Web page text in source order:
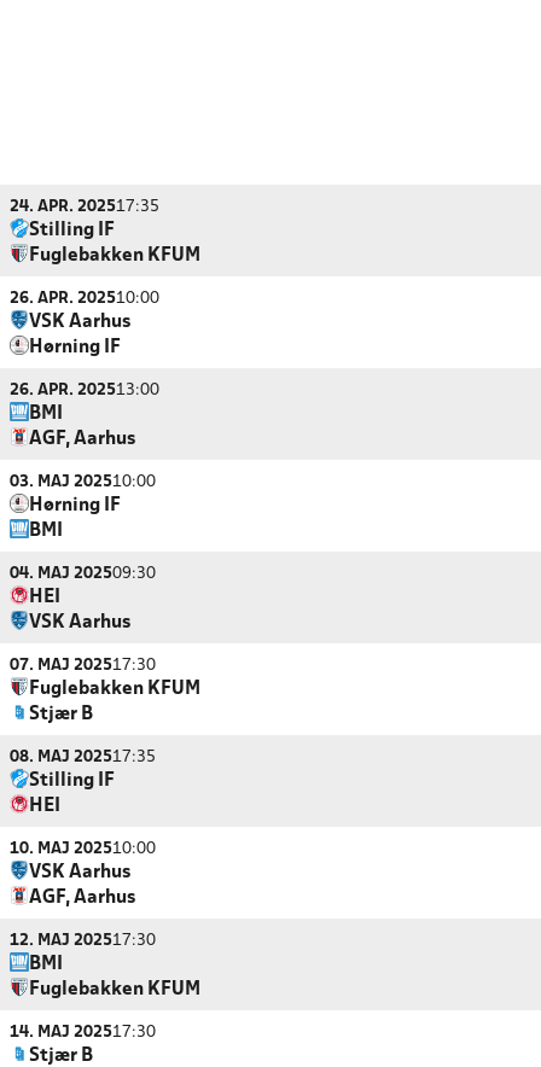
24. APR. 202517:35
Stilling IF
Fuglebakken KFUM
26. APR. 202510:00
VSK Aarhus
Hørning IF
26. APR. 202513:00
BMI
AGF, Aarhus
03. MAJ 202510:00
Hørning IF
BMI
04. MAJ 202509:30
HEI
VSK Aarhus
07. MAJ 202517:30
Fuglebakken KFUM
Stjær B
08. MAJ 202517:35
Stilling IF
HEI
10. MAJ 202510:00
VSK Aarhus
AGF, Aarhus
12. MAJ 202517:30
BMI
Fuglebakken KFUM
14. MAJ 202517:30
Stjær B